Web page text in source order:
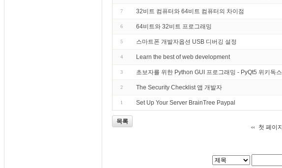
7 32비트 컴퓨터와 64비트 컴퓨터의 차이점
6 64비트와 32비트 프로그래밍
5 스마트폰 개발자옵션 USB 디버깅 설정
4 Learn the best of web development
3 초보자를 위한 Python GUI 프로그래밍 - PyQt5 위키독스
2 The Security Checklist 앱 개발자
1 Set Up Your Server BrainTree Paypal
목록
첫 페이지